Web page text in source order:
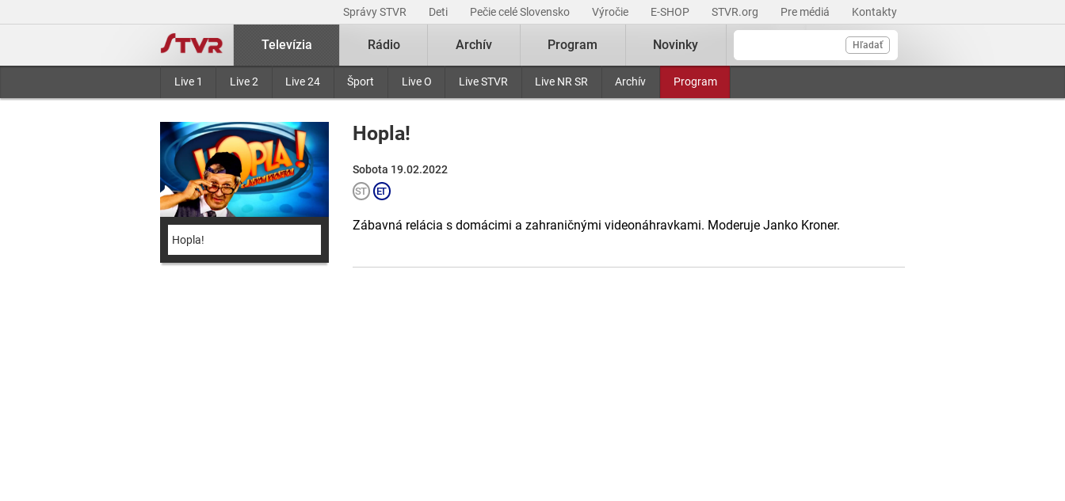
Správy STVR Deti Pečie celé Slovensko Výročie E-SHOP STVR.org Pre médiá Kontakty
Hľadať
Televízia
Live 1 Live 2 Live 24 Šport Live O Live STVR Live NR SR Archív Program
Rádio Archív Program Novinky
Hopla!
Hopla!
Sobota 19.02.2022
Zábavná relácia s domácimi a zahraničnými videonáhravkami. Moderuje Janko Kroner.